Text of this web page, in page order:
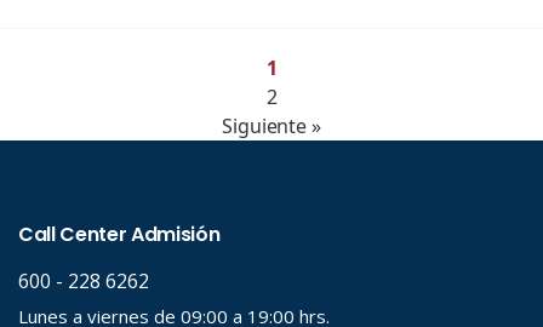
1
2
Siguiente »